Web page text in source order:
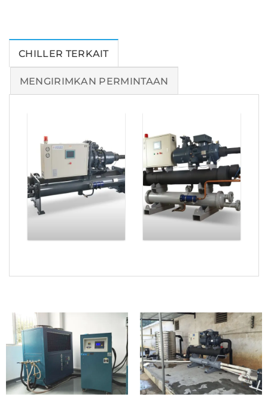
CHILLER TERKAIT
MENGIRIMKAN PERMINTAAN
Chiller Air
Industri
Berpendingin
Air 116 Ton
83 Ton
Pendingin
Komersial
Berpendingin
Air